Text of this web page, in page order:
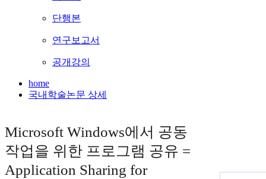
단행본
연구보고서
공개강의
home
국내학술논문 상세
Microsoft Windows에서 공동
작업을 위한 프로그램 공유 =
Application Sharing for